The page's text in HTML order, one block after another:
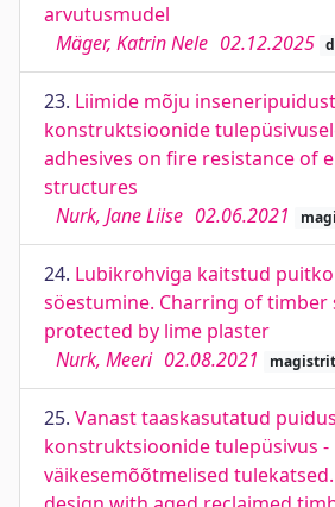
arvutusmudel
Mäger, Katrin Nele 02.12.2025
23. Liimide mõju inseneripuidust
konstruktsioonide
adhesives on fire resistance of
structures
Nurk, Jane Liise 02.06.2021
24. Lubikrohviga kaitstud
söestumine. Charring of timber
protected by lime plaster
Nurk, Meeri 02.08.2021
25. Vanast taaskasutatud
konstruktsioonide tulepüsivus -
väikesemõõtmelised